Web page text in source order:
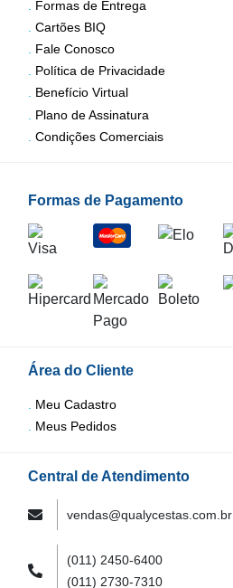
Formas de Entrega
Cartões BIQ
Fale Conosco
Política de Privacidade
Benefício Virtual
Plano de Assinatura
Condições Comerciais
Formas de Pagamento
Área do Cliente
Meu Cadastro
Meus Pedidos
Central de Atendimento
vendas@qualycestas.com.br
(011) 2450-6400
(011) 2730-7310